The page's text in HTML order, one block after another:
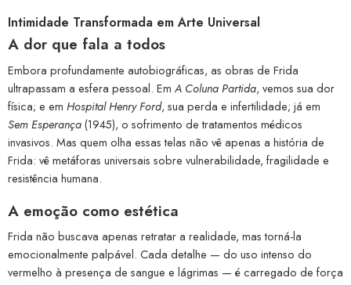
Intimidade Transformada em Arte Universal
A dor que fala a todos
Embora profundamente autobiográficas, as obras de Frida
ultrapassam a esfera pessoal. Em A Coluna Partida, vemos sua dor
física; e em Hospital Henry Ford, sua perda e infertilidade; já em
Sem Esperança(1945), o sofrimento de tratamentos médicos
invasivos. Mas quem olha essas telas não vê apenas a história de
Frida: vê metáforas universais sobre vulnerabilidade, fragilidade e
resistência humana.
A emoção como estética
Frida não buscava apenas retratar a realidade, mas torná-la
emocionalmente palpável. Cada detalhe — do uso intenso do
vermelho à presença de sangue e lágrimas — é carregado de força